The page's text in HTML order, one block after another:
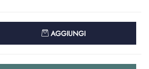
AGGIUNGI